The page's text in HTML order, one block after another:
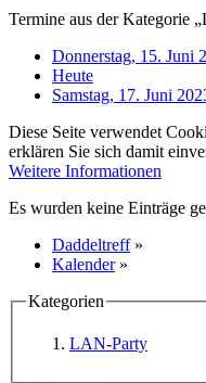
Termine aus der Kategorie
Donnerstag, 15. Juni
Heute
Samstag, 17. Juni
Diese Seite verwendet
erklären Sie sich damit
Weitere Informationen
Es wurden keine Einträge
Daddeltreff »
Kalender »
Kategorien
LAN-Party